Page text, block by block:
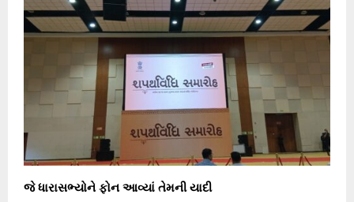
જે ધારાસભ્યોને ફોન આવ્યાં તેમની યાદી